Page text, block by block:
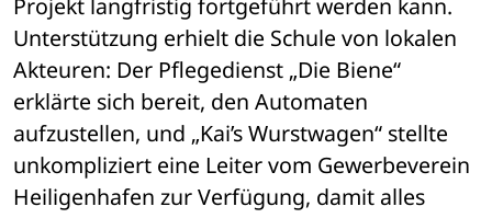
Projekt langfristig fortgeführt werden kann.
Unterstützung erhielt die Schule von lokalen
Akteuren: Der Pflegedienst „Die Biene“
erklärte sich bereit, den Automaten
aufzustellen, und „Kai’s Wurstwagen“ stellte
unkompliziert eine Leiter vom Gewerbeverein
Heiligenhafen zur Verfügung, damit alles